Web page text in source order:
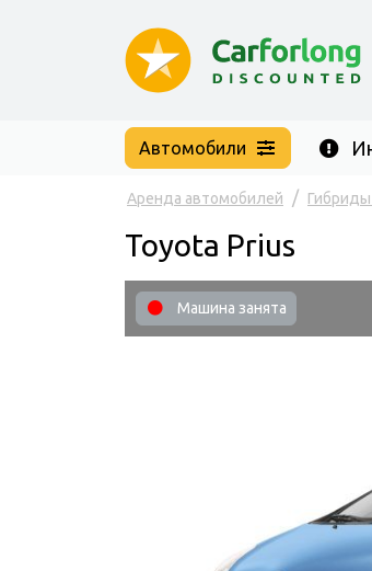
Автомобили
Аренда автомобилей
Toyota Prius
Машина занята